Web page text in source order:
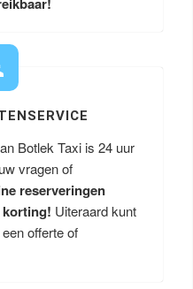
Botlek Taxi is 24 uur
vragen of
reserveringen
korting! Uiteraard kunt
offerte of